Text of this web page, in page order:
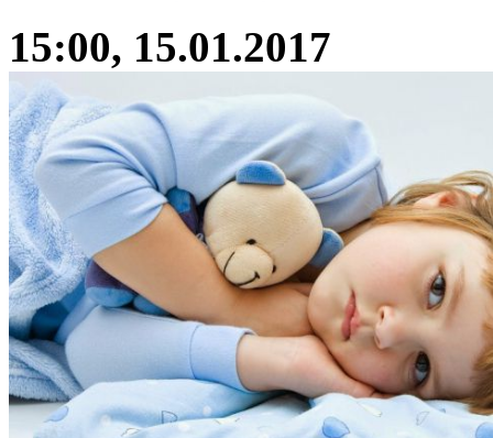
15:00, 15.01.2017